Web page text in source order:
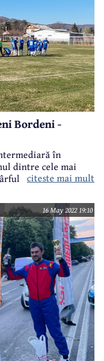
Bordeni -
în
dintre cele mai
ierarhiei, a avut
citeste mai mult
16 May 2022 19:10